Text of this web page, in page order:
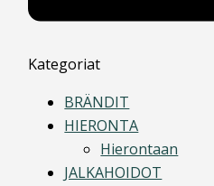
Kategoriat
BRÄNDIT
HIERONTA
Hierontaan
JALKAHOIDOT